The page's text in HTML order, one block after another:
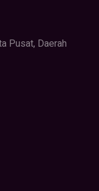
Pusat, Daerah